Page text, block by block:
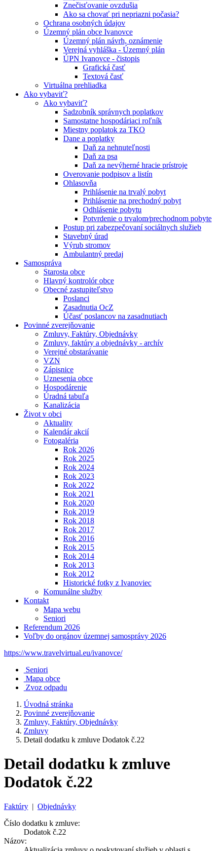
Znečisťovanie ovzdušia
Ako sa chovať pri nepriazni počasia?
Ochrana osobných údajov
Územný plán obce Ivanovce
Územný plán návrh, oznámenie
Verejná vyhláška - Územný plán
ÚPN Ivanovce - čistopis
Grafická časť
Textová časť
Virtuálna prehliadka
Ako vybaviť?
Ako vybaviť?
Sadzobník správnych poplatkov
Samostatne hospodáriaci roľník
Miestny poplatok za TKO
Dane a poplatky
Daň za nehnuteľnosti
Daň za psa
Daň za nevýherné hracie prístroje
Overovanie podpisov a listín
Ohlasovňa
Prihlásenie na trvalý pobyt
Prihlásenie na prechodný pobyt
Odhlásenie pobytu
Potvrdenie o trvalom⁄prechodnom pobyte
Postup pri zabezpečovaní sociálnych služieb
Stavebný úrad
Výrub stromov
Ambulantný predaj
Samospráva
Starosta obce
Hlavný kontrolór obce
Obecné zastupiteľstvo
Poslanci
Zasadnutia OcZ
Účasť poslancov na zasadnutiach
Povinné zverejňovanie
Zmluvy, Faktúry, Objednávky
Zmluvy, faktúry a objednávky - archív
Verejné obstarávanie
VZN
Zápisnice
Uznesenia obce
Hospodárenie
Úradná tabuľa
Kanalizácia
Život v obci
Aktuality
Kalendár akcií
Fotogaléria
Rok 2026
Rok 2025
Rok 2024
Rok 2023
Rok 2022
Rok 2021
Rok 2020
Rok 2019
Rok 2018
Rok 2017
Rok 2016
Rok 2015
Rok 2014
Rok 2013
Rok 2012
Historické fotky z Ivanoviec
Komunálne služby
Kontakt
Mapa webu
Seniori
Referendum 2026
Voľby do orgánov územnej samosprávy 2026
https://www.travelvirtual.eu/ivanovce/
Seniori
Mapa obce
Zvoz odpadu
Úvodná stránka
Povinné zverejňovanie
Zmluvy, Faktúry, Objednávky
Zmluvy
Detail dodatku k zmluve Dodatok č.22
Detail dodatku k zmluve
Dodatok č.22
Faktúry | Objednávky
Číslo dodatku k zmluve:
Dodatok č.22
Názov: